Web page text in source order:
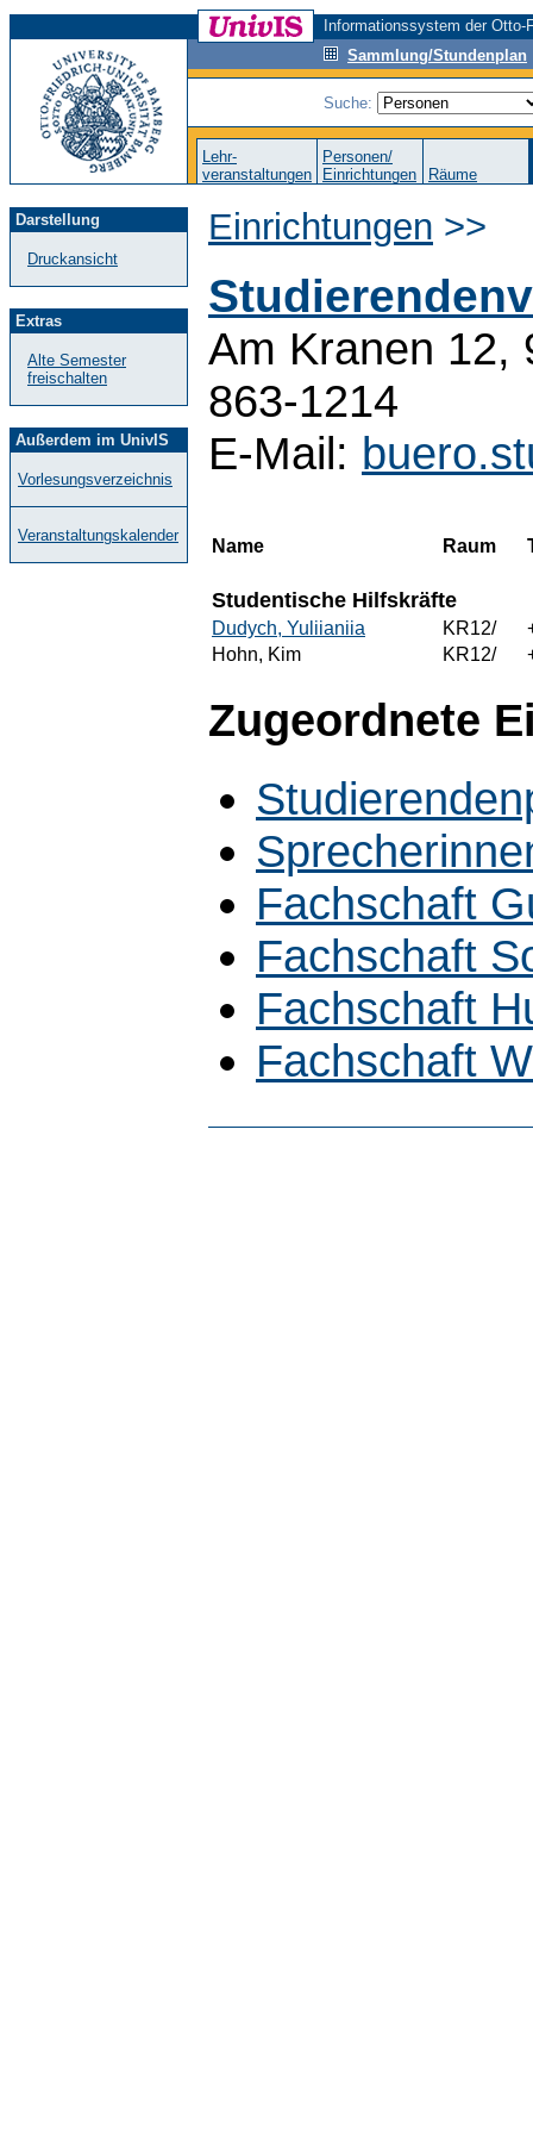
Informationssystem der
Sammlung/Stundenplan
Suche:
Lehr-
veranstaltungen
Personen/
Einrichtungen
Räume
Darstellung
Druckansicht
Extras
Alte Semester
freischalten
Außerdem im UnivIS
Vorlesungsverzeichnis
Veranstaltungskalender
Einrichtungen >>
Am Kranen 12,
863-1214
E-Mail:
Name Raum
Studentische Hilfskräfte
Dudych, Yuliianiia KR12/
Hohn, Kim
KR12/
Zugeordnete
Fachschaft
Fachschaft
Fachschaft
Fachschaft